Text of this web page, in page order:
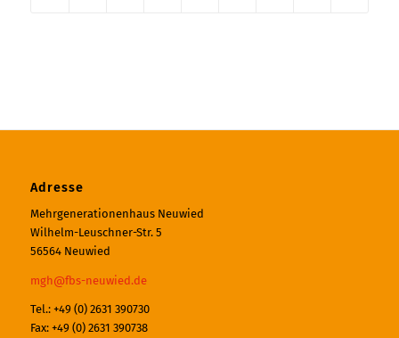
Adresse
Mehrgenerationenhaus Neuwied
Wilhelm-Leuschner-Str. 5
56564 Neuwied
mgh@fbs-neuwied.de
Tel.: +49 (0) 2631 390730
Fax: +49 (0) 2631 390738